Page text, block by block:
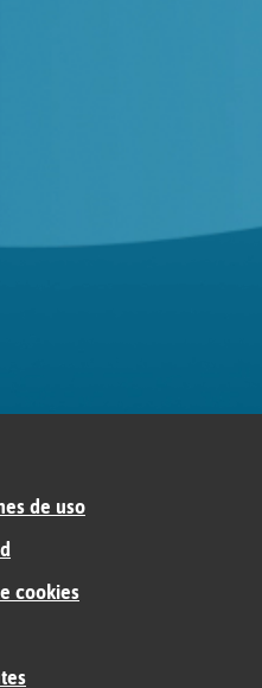
de uso
cookies